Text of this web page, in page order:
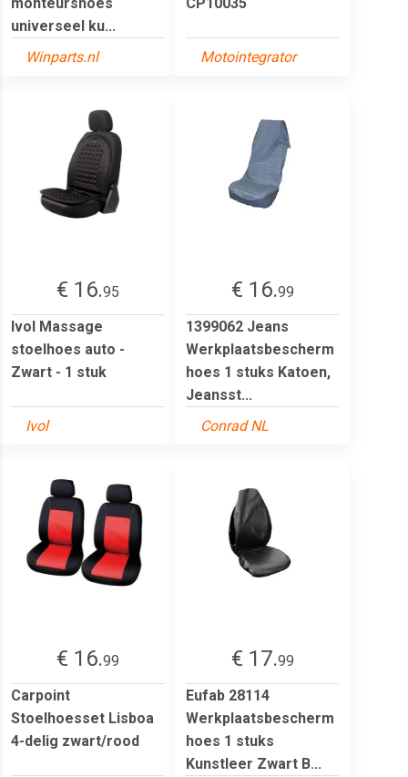
universeel ku...
Winparts.nl
Motointegrator
€ 16.95
Ivol Massage
stoelhoes auto -
Zwart - 1 stuk
Ivol
€ 16.99
1399062 Jeans
Werkplaatsbescherm
hoes 1 stuks Katoen,
Jeansst...
Conrad NL
€ 16.99
Carpoint
Stoelhoesset Lisboa
4-delig zwart/rood
€ 17.99
Eufab 28114
Werkplaatsbescherm
hoes 1 stuks
Kunstleer Zwart B...